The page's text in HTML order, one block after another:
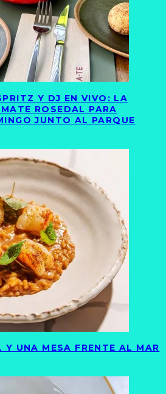
Y DJ EN VIVO: LA
ROSEDAL PARA
JUNTO AL PARQUE
Y UNA MESA FRENTE AL MAR